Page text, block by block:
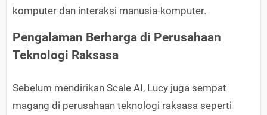
komputer dan interaksi manusia-komputer.
Pengalaman Berharga di Perusahaan
Teknologi Raksasa
Sebelum mendirikan Scale AI, Lucy juga sempat
magang di perusahaan teknologi raksasa seperti